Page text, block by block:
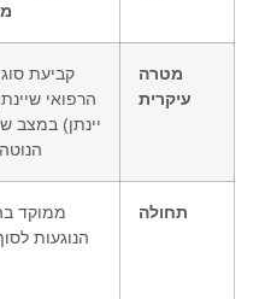
מטרה
עיקרית
קביעת
הרפואי
יינתן) במצב
תחולה
ממוקד
הנוגעות